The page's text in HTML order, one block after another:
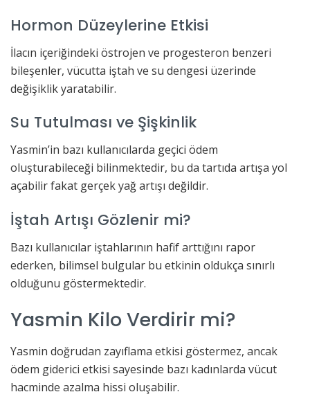
Hormon Düzeylerine Etkisi
İlacın içeriğindeki östrojen ve progesteron benzeri
bileşenler, vücutta iştah ve su dengesi üzerinde
değişiklik yaratabilir.
Su Tutulması ve Şişkinlik
Yasmin’in bazı kullanıcılarda geçici ödem
oluşturabileceği bilinmektedir, bu da tartıda artışa yol
açabilir fakat gerçek yağ artışı değildir.
İştah Artışı Gözlenir mi?
Bazı kullanıcılar iştahlarının hafif arttığını rapor
ederken, bilimsel bulgular bu etkinin oldukça sınırlı
olduğunu göstermektedir.
Yasmin Kilo Verdirir mi?
Yasmin doğrudan zayıflama etkisi göstermez, ancak
ödem giderici etkisi sayesinde bazı kadınlarda vücut
hacminde azalma hissi oluşabilir.